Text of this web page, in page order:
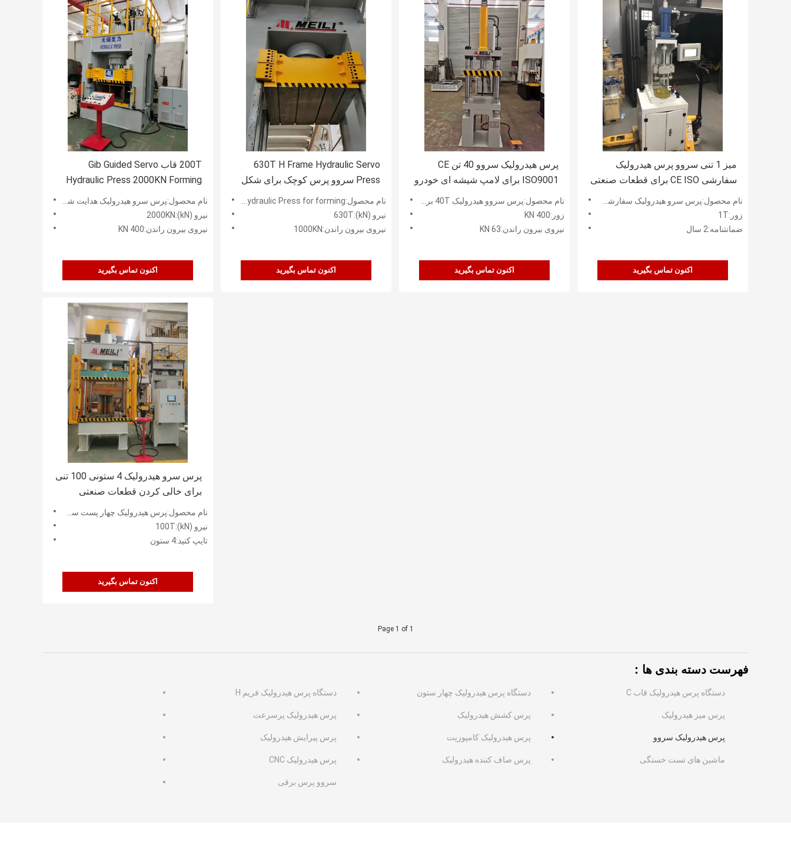
200T قاب Gib Guided Servo
Hydraulic Press 2000KN Forming
نام محصول:پرس سرو هیدرولیک هدایت شونده قاب 200T
نیرو (kN):2000KN
نیروی بیرون راندن:400 KN
اکنون تماس بگیرید
630T H Frame Hydraulic Servo
Press سروو پرس کوچک برای شکل
نام محصول:630T H Frame Servo Hydraulic Press for forming
نیرو (kN):630T
نیروی بیرون راندن:1000KN
اکنون تماس بگیرید
پرس هیدرولیک سروو 40 تن CE
ISO9001 برای لامپ شیشه ای خودرو
نام محصول:پرس سروو هیدرولیک 40T برای لامپ شیشه ای خودرو
زور:400 KN
نیروی بیرون راندن:63 KN
اکنون تماس بگیرید
میز 1 تنی سروو پرس هیدرولیک
سفارشی CE ISO برای قطعات صنعتی
نام محصول:پرس سرو هیدرولیک سفارشی میز 1T
زور:1T
ضمانتنامه:2 سال
اکنون تماس بگیرید
پرس سرو هیدرولیک 4 ستونی 100 تنی
برای خالی کردن قطعات صنعتی
نام محصول:پرس هیدرولیک چهار پست سروو 100T برای خالی کردن
نیرو (kN):100T
تایپ کنید:4 ستون
اکنون تماس بگیرید
Page 1 of 1
فهرست دسته بندی ها：
دستگاه پرس هیدرولیک فریم H دستگاه پرس هیدرولیک چهار ستون دستگاه پرس هیدرولیک قاب C
پرس هیدرولیک پرسرعت پرس کشش هیدرولیک پرس میز هیدرولیک
پرس پیرایش هیدرولیک پرس هیدرولیک کامپوزیت پرس هیدرولیک سروو
پرس هیدرولیک CNC پرس صاف کننده هیدرولیک ماشین های تست خستگی
سروو پرس برقی